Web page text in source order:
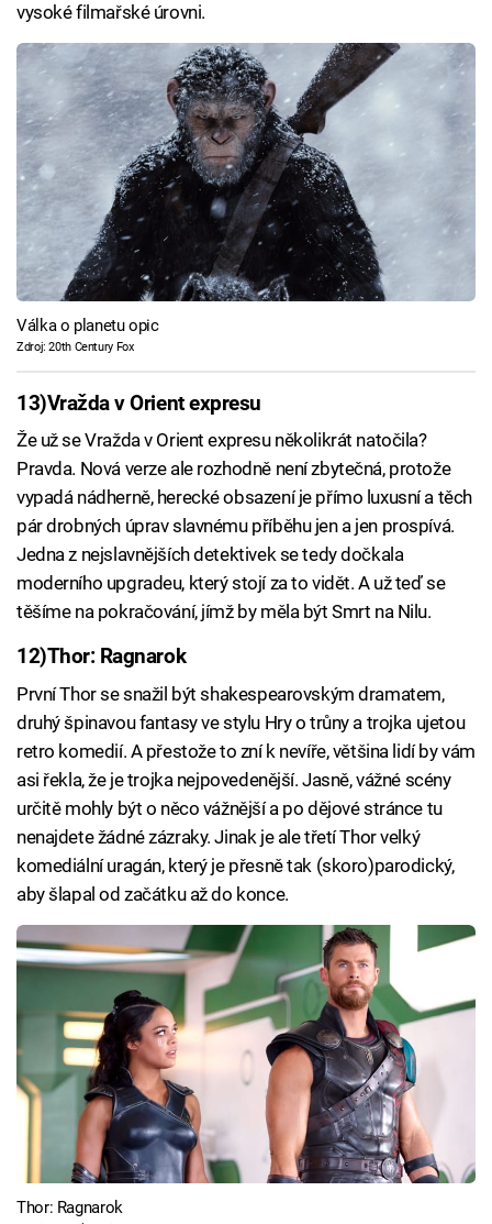
vysoké filmařské úrovni.
Válka o planetu opic
Zdroj: 20th Century Fox
13)Vražda v Orient expresu
Že už se Vražda v Orient expresu několikrát natočila?
Pravda. Nová verze ale rozhodně není zbytečná, protože
vypadá nádherně, herecké obsazení je přímo luxusní a těch
pár drobných úprav slavnému příběhu jen a jen prospívá.
Jedna z nejslavnějších detektivek se tedy dočkala
moderního upgradeu, který stojí za to vidět. A už teď se
těšíme na pokračování, jímž by měla být Smrt na Nilu.
12)Thor: Ragnarok
První Thor se snažil být shakespearovským dramatem,
druhý špinavou fantasy ve stylu Hry o trůny a trojka ujetou
retro komedií. A přestože to zní k nevíře, většina lidí by vám
asi řekla, že je trojka nejpovedenější. Jasně, vážné scény
určitě mohly být o něco vážnější a po dějové stránce tu
nenajdete žádné zázraky. Jinak je ale třetí Thor velký
komediální uragán, který je přesně tak (skoro)parodický,
aby šlapal od začátku až do konce.
Thor: Ragnarok